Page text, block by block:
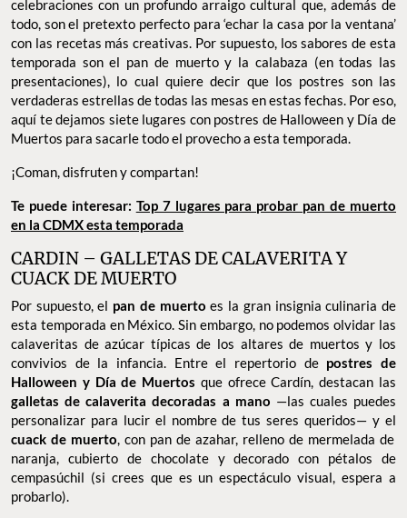
celebraciones con un profundo arraigo cultural que, además de
todo, son el pretexto perfecto para ‘echar la casa por la ventana’
con las recetas más creativas. Por supuesto, los sabores de esta
temporada son el pan de muerto y la calabaza (en todas las
presentaciones), lo cual quiere decir que los postres son las
verdaderas estrellas de todas las mesas en estas fechas. Por eso,
aquí te dejamos siete lugares con postres de Halloween y Día de
Muertos para sacarle todo el provecho a esta temporada.
¡Coman, disfruten y compartan!
Te puede interesar: Top 7 lugares para probar pan de muerto
en la CDMX esta temporada
CARDIN – GALLETAS DE CALAVERITA Y
CUACK DE MUERTO
Por supuesto, el pan de muerto es la gran insignia culinaria de
esta temporada en México. Sin embargo, no podemos olvidar las
calaveritas de azúcar típicas de los altares de muertos y los
convivios de la infancia. Entre el repertorio de postres de
Halloween y Día de Muertos que ofrece Cardín, destacan las
galletas de calaverita decoradas a mano —las cuales puedes
personalizar para lucir el nombre de tus seres queridos— y el
cuack de muerto , con pan de azahar, relleno de mermelada de
naranja, cubierto de chocolate y decorado con pétalos de
cempasúchil (si crees que es un espectáculo visual, espera a
probarlo).